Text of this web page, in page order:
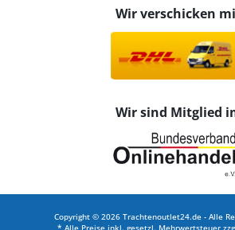
Wir verschicken
Wir sind Mitglied
Copyright © 2026 Trachtenoutlet24.de - Alle